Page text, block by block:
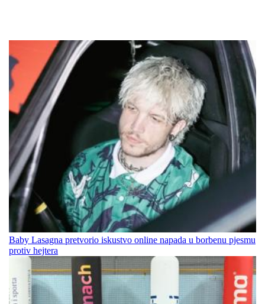
Baby Lasagna pretvorio iskustvo online napada u borbenu pjesmu
protiv hejtera